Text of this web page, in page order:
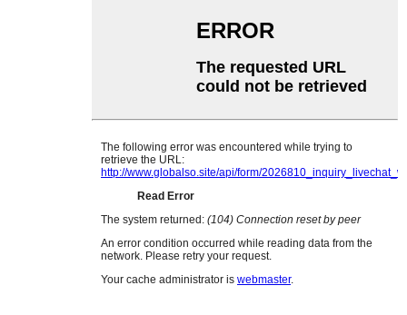
Swahili
Tajik
Telugu
Ukrainian
Urdu
Welsh
Xhosa
Yiddish